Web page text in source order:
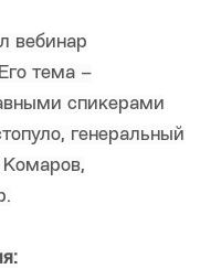
вебинар
тема –
спикерами
генеральный